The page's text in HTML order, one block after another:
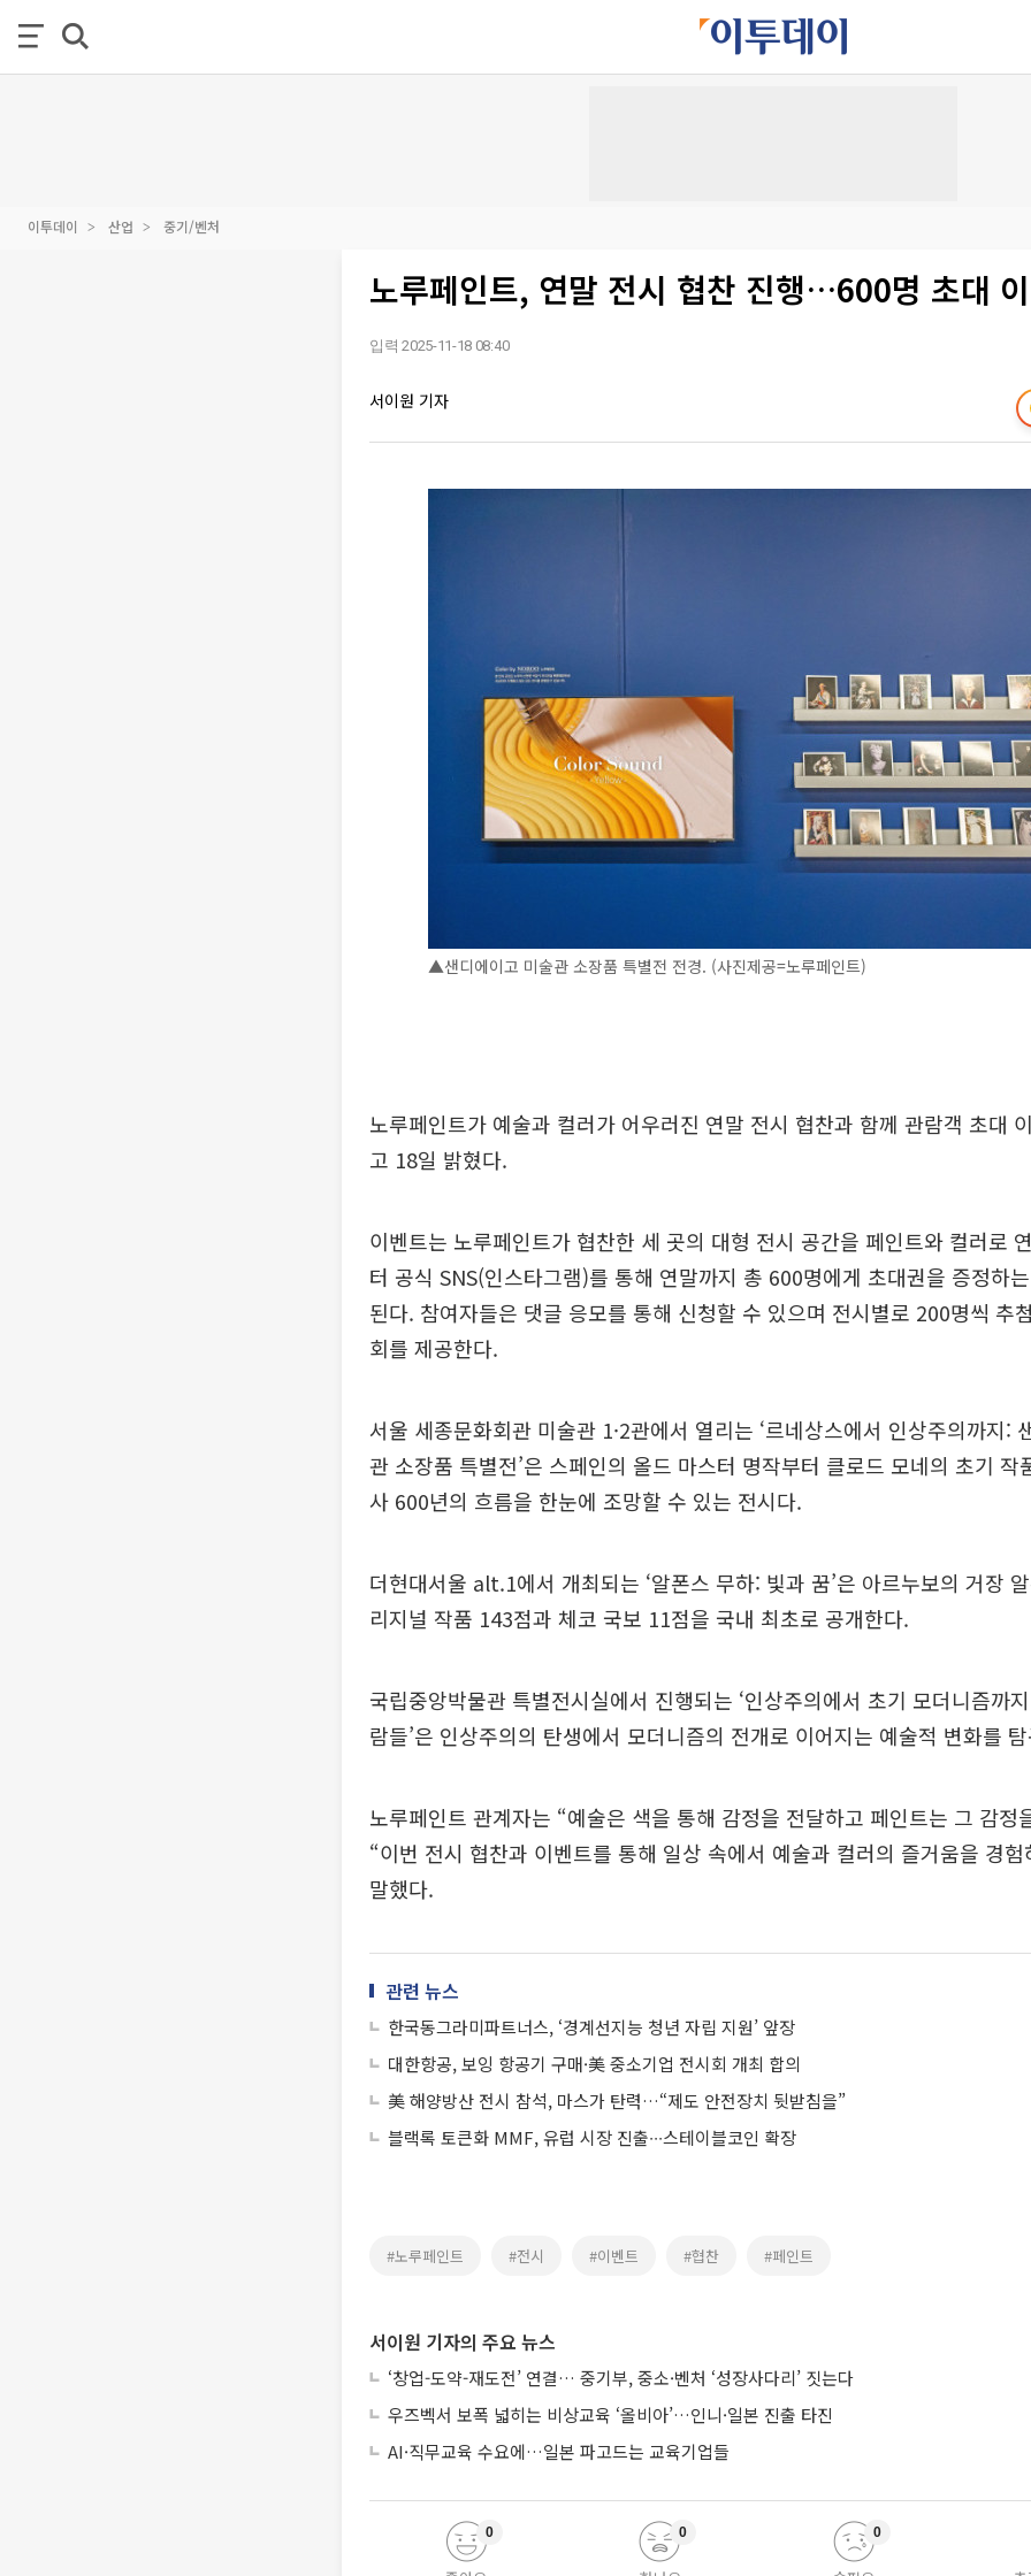
이투데이 산업 중기/벤처
노루페인트, 연말 전시 협찬 진행…600명 초대
입력 2025-11-18 08:40
서이원 기자
▲샌디에이고 미술관 소장품 특별전 전경. (사진제공=노루페인트)
노루페인트가 예술과 컬러가 어우러진 연말 전시 협찬과 함께 관람객 초대
고 18일 밝혔다.
이벤트는 노루페인트가 협찬한 세 곳의 대형 전시 공간을 페인트와 컬러로
터 공식 SNS(인스타그램)를 통해 연말까지 총 600명에게 초대권을 증정하
된다. 참여자들은 댓글 응모를 통해 신청할 수 있으며 전시별로 200명씩 추
회를 제공한다.
서울 세종문화회관 미술관 1·2관에서 열리는 ‘르네상스에서 인상주의까지:
관 소장품 특별전’은 스페인의 올드 마스터 명작부터 클로드 모네의 초기 작
사 600년의 흐름을 한눈에 조망할 수 있는 전시다.
더현대서울 alt.1에서 개최되는 ‘알폰스 무하: 빛과 꿈’은 아르누보의 거장
리지널 작품 143점과 체코 국보 11점을 국내 최초로 공개한다.
국립중앙박물관 특별전시실에서 진행되는 ‘인상주의에서 초기 모더니즘까
람들’은 인상주의의 탄생에서 모더니즘의 전개로 이어지는 예술적 변화를
노루페인트 관계자는 “예술은 색을 통해 감정을 전달하고 페인트는 그 감정
“이번 전시 협찬과 이벤트를 통해 일상 속에서 예술과 컬러의 즐거움을 경
말했다.
관련 뉴스
한국동그라미파트너스, ‘경계선지능 청년 자립 지원’ 앞장
대한항공, 보잉 항공기 구매·美 중소기업 전시회 개최 합의
美 해양방산 전시 참석, 마스가 탄력…“제도 안전장치 뒷받침을”
블랙록 토큰화 MMF, 유럽 시장 진출∙∙∙스테이블코인 확장
#노루페인트 #전시 #이벤트 #협찬 #페인트
서이원 기자의 주요 뉴스
‘창업-도약-재도전’ 연결… 중기부, 중소·벤처 ‘성장사다리’ 짓는다
우즈벡서 보폭 넓히는 비상교육 ‘올비아’…인니·일본 진출 타진
AI·직무교육 수요에…일본 파고드는 교육기업들
0 0 0